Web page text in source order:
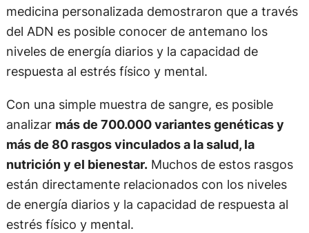
medicina personalizada demostraron que a través
del ADN es posible conocer de antemano los
niveles de energía diarios y la capacidad de
respuesta al estrés físico y mental.
Con una simple muestra de sangre, es posible
analizar más de 700.000 variantes genéticas y
más de 80 rasgos vinculados a la salud, la
nutrición y el bienestar.Muchos de estos rasgos
están directamente relacionados con los niveles
de energía diarios y la capacidad de respuesta al
estrés físico y mental.